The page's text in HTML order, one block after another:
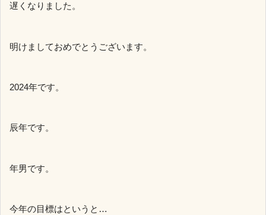
遅くなりました。
明けましておめでとうございます。
2024年です。
辰年です。
年男です。
今年の目標はというと…